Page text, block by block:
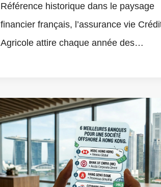
Référence historique dans le paysage
financier français, l’assurance vie
Agricole attire chaque année des…